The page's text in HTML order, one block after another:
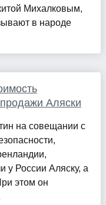
Михалковым,
в народе
Аляски
на совещании с
у России Аляску, а
этом он